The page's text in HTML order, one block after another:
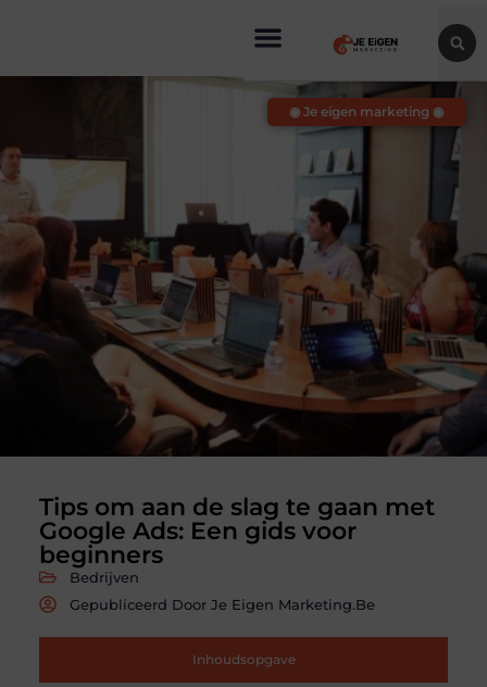
Tips om aan de slag te gaan met
Google Ads: Een gids voor
beginners
Bedrijven
Gepubliceerd Door Je Eigen Marketing.be
Inhoudsopgave
◉ Je eigen marketing ◉